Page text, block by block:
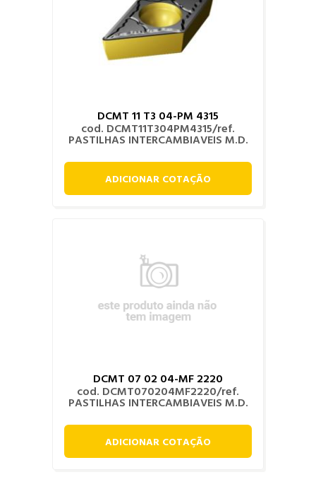
DCMT 11 T3 04-PM 4315
cod. DCMT11T304PM4315/ref.
PASTILHAS INTERCAMBIAVEIS M.D.
ADICIONAR COTAÇÃO
DCMT 07 02 04-MF 2220
cod. DCMT070204MF2220/ref.
PASTILHAS INTERCAMBIAVEIS M.D.
ADICIONAR COTAÇÃO